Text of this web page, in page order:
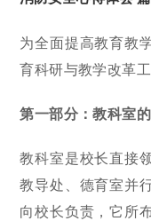
为全面提高教育教
育科研与教学改革
第一部分：教科室
教科室是校长直接
教导处、德育室并
向校长负责，它所